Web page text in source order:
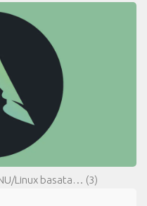
Linux basata… (3)